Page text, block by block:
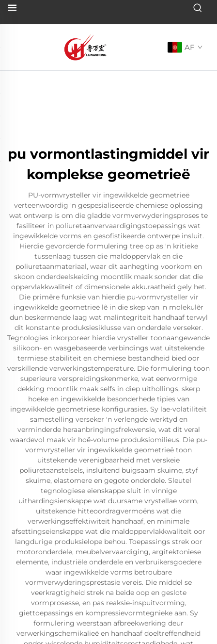
AF
pu vormontlastingmiddel vir
komplekse geometrieë
PU-vormvrysteller vir ingewikkelde geometrieë
verteenwoordig 'n gespesialiseerde chemiese oplossing
wat ontwerp is om die gladde vormverwyderingsproses te
fasiliteer in poliuretaanvervaardigingstoepassings wat
ingewikkelde vorms en gesofistikeerde ontwerpe insluit.
Hierdie gevorderde formulering tree op as 'n kritieke
tussenlaag tussen die maldoppervlak en die
poliuretaanmateriaal, waar dit aanhegting voorkom en
skoon onderdeelskeiding moontlik maak sonder dat die
oppervlakkwaliteit of dimensionele akkuraatheid gely het.
Die primêre funksie van hierdie pu-vormvrysteller vir
ingewikkelde geometrieë lê in die skep van 'n molekulêr
dun beskermende laag wat malintegriteit handhaaf terwyl
dit konstante produksiesiklusse van onderdele verseker.
Tegnologies inkorporeer hierdie vrysteller toonaangewende
silikoon- en wasgebaseerde verbindings wat uitstekende
termiese stabiliteit en chemiese bestandheid bied oor
verskillende verwerkingstemperature. Die formulering toon
superieure verspreidingskenmerke, wat eenvormige
dekking moontlik maak selfs in diep uithollings, skerp
hoeke en ingewikkelde besonderhede tipies van
ingewikkelde geometriese konfigurasies. Sy lae-volatiliteit
samestelling verseker 'n verlengde werktyd en
verminderde heraanbringingsfrekwensie, wat dit veral
waardevol maak vir hoë-volume produksiomilieus. Die pu-
vormvrysteller vir ingewikkelde geometrieë toon
uitstekende verenigbaarheid met verskeie
poliuretaanstelsels, insluitend buigsaam skuime, styf
skuime, elastomere en gegote onderdele. Sleutel
tegnologiese eienskappe sluit in vinnige
uithardingsienskappe wat duursame vrystellae vorm,
uitstekende hitteoordragvermoëns wat die
verwerkingseffektiwiteit handhaaf, en minimale
afsettingseienskappe wat die maldoppervlakkwaliteit oor
langdurige produksielope behou. Toepassings strek oor
motoronderdele, meubelvervaardiging, argitektoniese
elemente, industriële onderdele en verbruikersgoedere
waar ingewikkelde vorms betroubare
vormverwyderingsprestasie vereis. Die middel se
veerkragtigheid strek na beide oop en geslote
vormprosesse, en pas reaksie-inspuitvorming,
giettoepassings en kompressievormtegnieke aan. Sy
formulering weerstaan ​​afbreekwerking deur
verwerkingschemikalieë en handhaaf doeltreffendheid